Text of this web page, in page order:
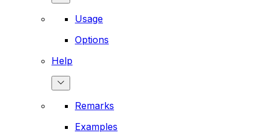
Usage
Options
Help
Remarks
Examples